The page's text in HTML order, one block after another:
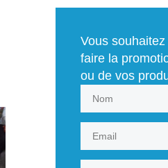
Vous
faire la
ou de vos